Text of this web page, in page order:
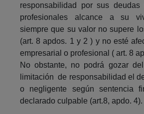
responsabilidad por sus deudas
profesionales alcance a su
siempre que su valor no supere
(art. 8 apdos. 1 y 2 ) y no esté
empresarial o profesional ( art. 8
No obstante, no podrá gozar
limitación de responsabilidad el
o negligente según sentencia
declarado culpable (art.8, apdo. 4).